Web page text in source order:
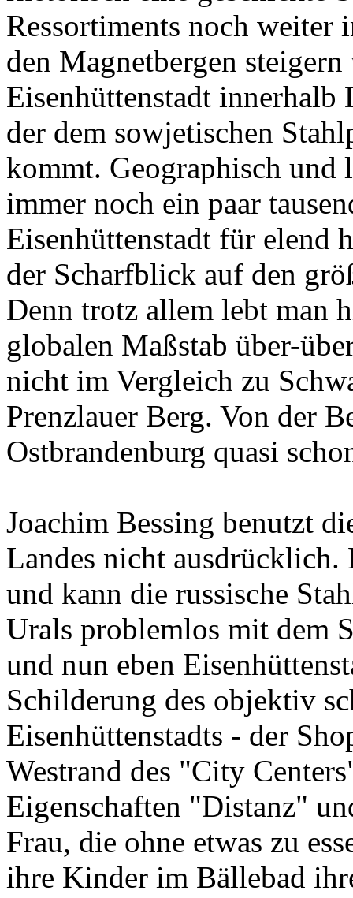
Ressortiments noch
den Magnetbergen
Eisenhüttenstadt innerhalb
der dem sowjetischen
kommt. Geographisch
immer noch ein paar
Eisenhüttenstadt für elend
der Scharfblick auf den
Denn trotz allem lebt man
globalen Maßstab über-
nicht im Vergleich zu
Prenzlauer Berg. Von der
Ostbrandenburg quasi
Joachim Bessing benutzt
Landes nicht ausdrücklich.
und kann die russische
Urals problemlos mit dem
und nun eben
Schilderung des objektiv
Eisenhüttenstadts - der
Westrand des "City
Eigenschaften "Distanz"
Frau, die ohne etwas zu
ihre Kinder im Bällebad